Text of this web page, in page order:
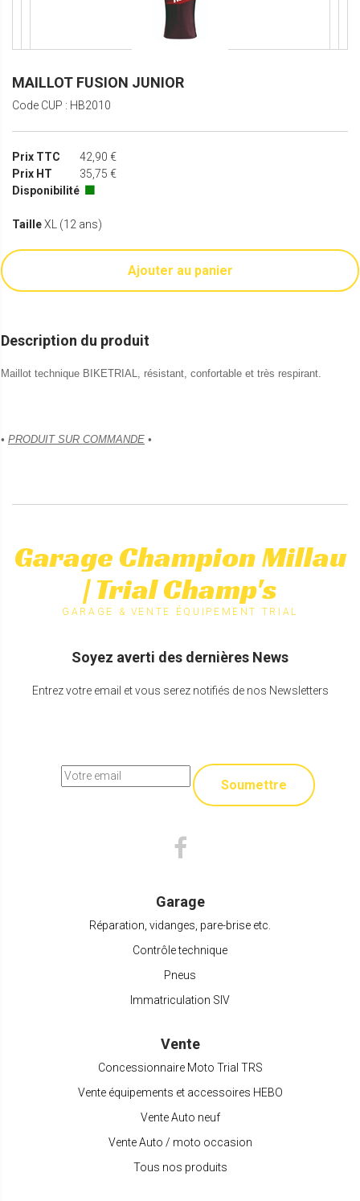
MAILLOT FUSION JUNIOR
Code CUP : HB2010
Prix TTC
42,90 €
Prix HT
35,75 €
Disponibilité
TailleXL (12 ans)
Ajouter au panier
Description du produit
Maillot technique BIKETRIAL, résistant, confortable et très respirant.
• PRODUIT SUR COMMANDE •
Garage Champion Millau
| Trial Champ's
GARAGE & VENTE ÉQUIPEMENT TRIAL
Soyez averti des dernières News
Entrez votre email et vous serez notifiés de nos Newsletters
Soumettre
Garage
Réparation, vidanges, pare-brise etc.
Contrôle technique
Pneus
Immatriculation SIV
Vente
Concessionnaire Moto Trial TRS
Vente équipements et accessoires HEBO
Vente Auto neuf
Vente Auto / moto occasion
Tous nos produits